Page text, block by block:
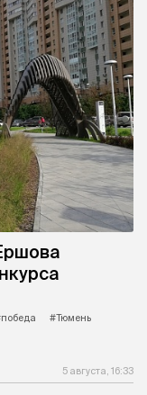
#Тюмень
5 августа, 16:33